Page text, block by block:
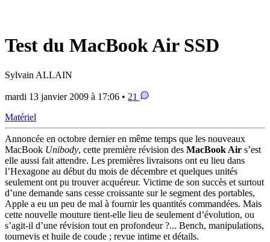
Test du MacBook Air SSD
Sylvain ALLAIN
mardi 13 janvier 2009 à 17:06 • 21
Matériel
Annoncée en octobre dernier en même temps que les nouveaux
MacBook Unibody, cette première révision des MacBook Air s’est
elle aussi fait attendre. Les premières livraisons ont eu lieu dans
l’Hexagone au début du mois de décembre et quelques unités
seulement ont pu trouver acquéreur. Victime de son succès et surtout
d’une demande sans cesse croissante sur le segment des portables,
Apple a eu un peu de mal à fournir les quantités commandées. Mais
cette nouvelle mouture tient-elle lieu de seulement d’évolution, ou
s’agit-il d’une révision tout en profondeur ?... Bench, manipulations,
tournevis et huile de coude ; revue intime et détails.